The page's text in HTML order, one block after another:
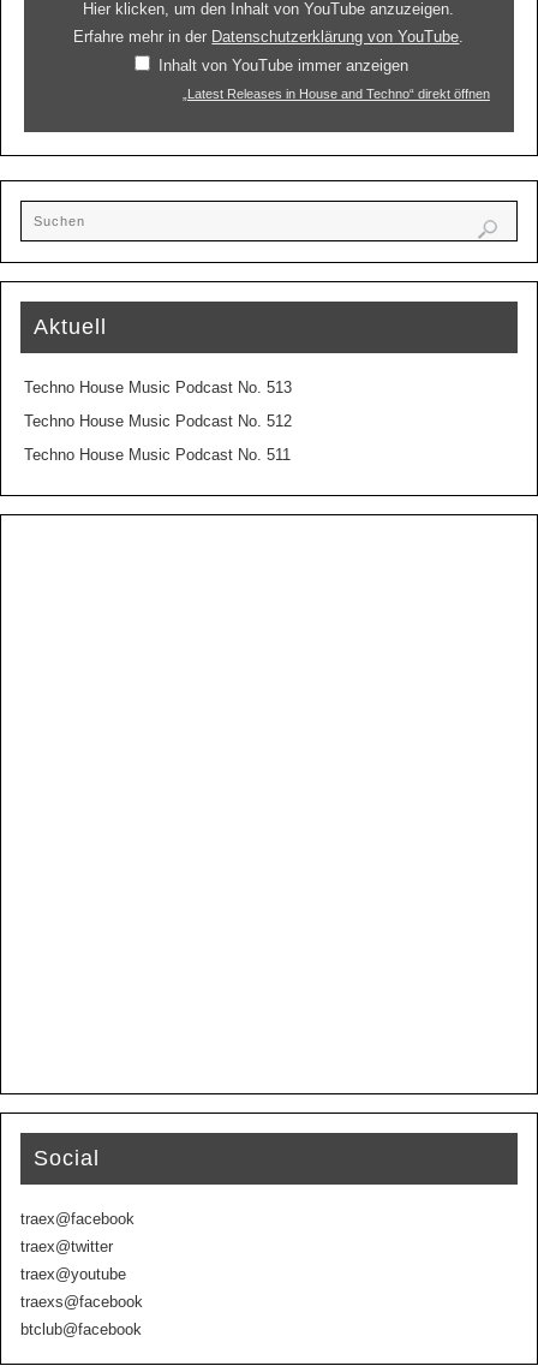
Hier klicken, um den Inhalt von YouTube anzuzeigen.
Erfahre mehr in der Datenschutzerklärung von YouTube.
Inhalt von YouTube immer anzeigen
„Latest Releases in House and Techno“ direkt öffnen
Aktuell
Techno House Music Podcast No. 513
Techno House Music Podcast No. 512
Techno House Music Podcast No. 511
Social
traex@facebook
traex@twitter
traex@youtube
traexs@facebook
btclub@facebook